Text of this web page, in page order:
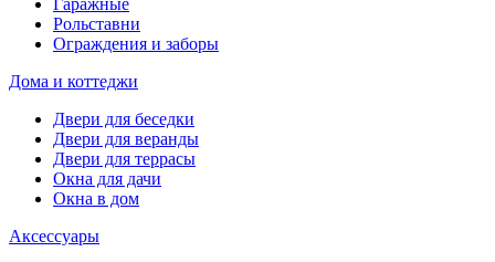
Рольставни
Ограждения и заборы
Дома и коттеджи
Двери для беседки
Двери для веранды
Двери для террасы
Окна для дачи
Окна в дом
Аксессуары